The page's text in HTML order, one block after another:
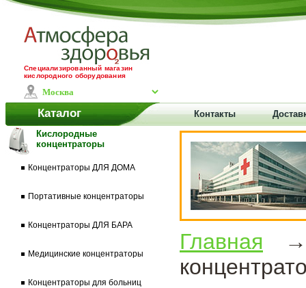
Специализированный магазин
кислородного оборудования
Каталог Контакты
Кислородные
концентраторы
Концентраторы ДЛЯ ДОМА
Портативные концентраторы
Концентраторы ДЛЯ БАРА
Медицинские концентраторы
Концентраторы для больниц
Главная